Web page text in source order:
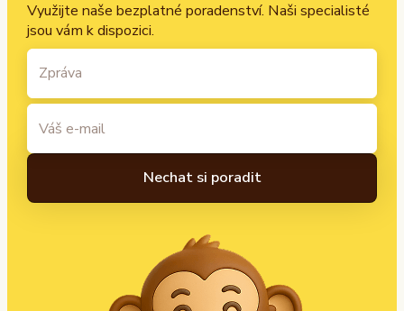
Využijte naše bezplatné poradenství. Naši specialisté
jsou vám k dispozici.